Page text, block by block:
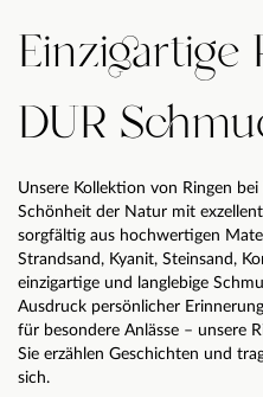
Einzigartige
DUR
Unsere Kollektion von Ringen
Schönheit der Natur mit
sorgfältig aus hochwertigen
Strandsand, Kyanit, Steinsand,
einzigartige und langlebige
Ausdruck persönlicher
für besondere Anlässe – unsere
Sie erzählen Geschichten und
sich.